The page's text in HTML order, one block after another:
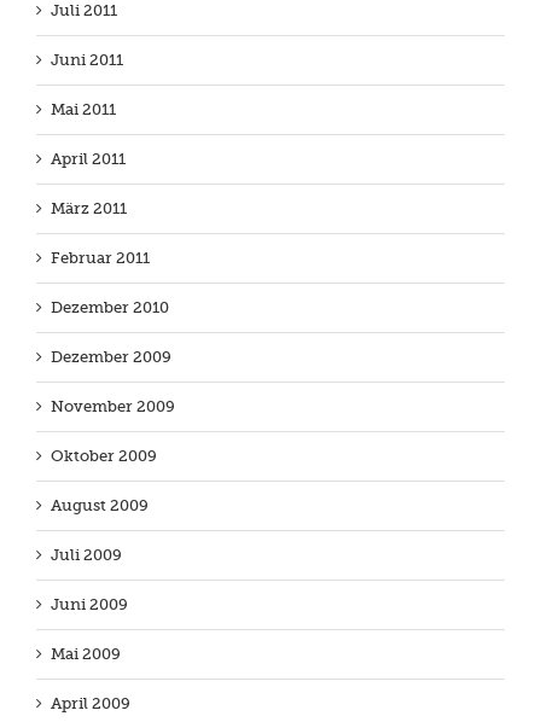
Juli 2011
Juni 2011
Mai 2011
April 2011
März 2011
Februar 2011
Dezember 2010
Dezember 2009
November 2009
Oktober 2009
August 2009
Juli 2009
Juni 2009
Mai 2009
April 2009